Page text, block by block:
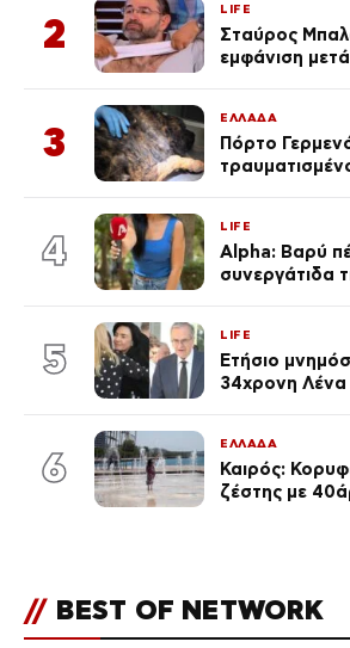
2
LIFE
Σταύρος
εμφάνιση
3
ΕΛΛΑΔΑ
Πόρτο
4
LIFE
Alpha: Βαρύ
συνεργάτιδα
του Θεού»
5
LIFE
Ετήσιο
34χρονη
6
ΕΛΛΑΔΑ
Καιρός:
ζέστης με
// BEST OF NETWORK